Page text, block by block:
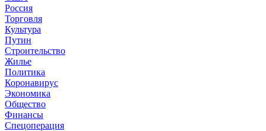
Россия
Торговля
Культура
Путин
Строительство
Жилье
Политика
Коронавирус
Экономика
Общество
Финансы
Спецоперация